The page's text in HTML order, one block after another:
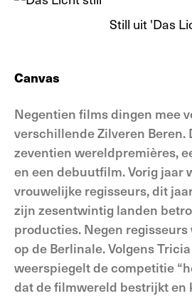
Still uit 'Das
Canvas
Negentien films dingen mee
verschillende Zilveren Beren.
zeventien wereldpremières,
en een debuutfilm. Vorig jaar
vrouwelijke regisseurs, dit
zijn zesentwintig landen
producties. Negen regisseurs
op de Berlinale. Volgens
weerspiegelt de competitie
dat de filmwereld bestrijkt en